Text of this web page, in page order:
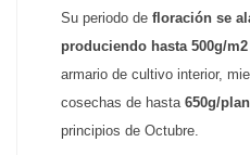
Su periodo de floración se
produciendo hasta 500g/
armario de cultivo interior,
cosechas de hasta 650g/
principios de Octubre.